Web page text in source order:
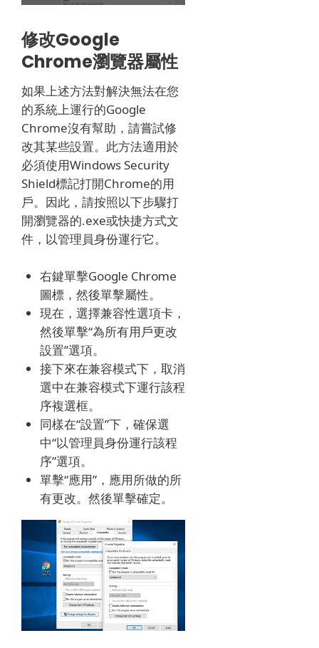
修改Google
Chrome瀏覽器屬性
如果上述方法對解決無法在您
的系統上運行的Google
Chrome沒有幫助，請嘗試修
改其某些設置。 此方法適用於
必須使用Windows Security
Shield標記打開Chrome的用
戶。 因此，請按照以下步驟打
開瀏覽器的.exe或快捷方式文
件，以管理員身份運行它。
右鍵單擊Google Chrome
圖標，然後單擊屬性。
現在，選擇兼容性選項卡，
然後單擊“為所有用戶更改
設置”選項。
接下來在兼容模式下，取消
選中在兼容模式下運行該程
序複選框。
同樣在“設置”下，確保選
中“以管理員身份運行該程
序”選項。
單擊“應用”，應用所做的所
有更改。 然後單擊確定。